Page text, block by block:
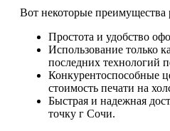
Вот некоторые
Простота и удобство
Использование только
последних технологий
Конкурентоспособные
стоимость печати на
Быстрая и надежная
точку г Сочи.